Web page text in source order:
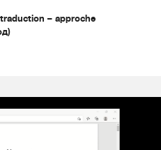
– approche